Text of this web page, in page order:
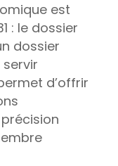
est
: le dossier
dossier
d’offrir